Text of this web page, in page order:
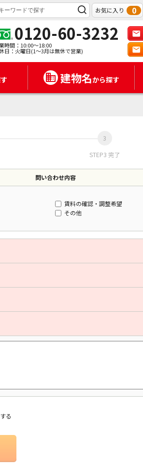
お気に入り 0
0120-60-3232
時間：10:00～18:00
日：火曜日(1～3月は無休で営業)
建物名から探す
STEP3 完了
問い合わせ内容
賃料の確認・調整希望
その他
る